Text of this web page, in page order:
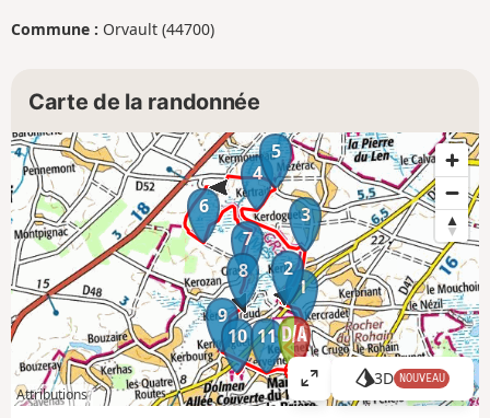
Commune : Orvault (44700)
Carte de la randonnée
1
2
3
4
5
6
7
8
9
10 11
Attributions
A
ff
3D NOUVEAU